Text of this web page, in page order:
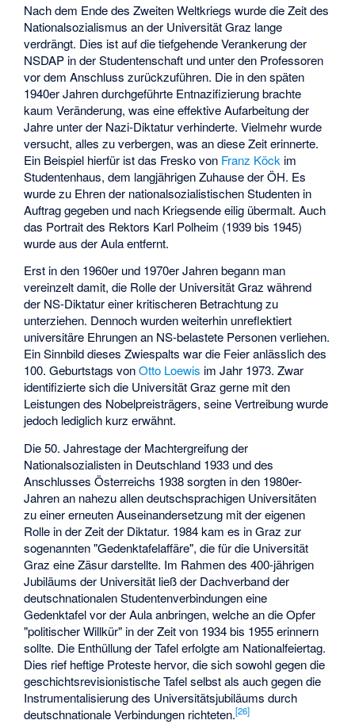
Nach dem Ende des Zweiten Weltkriegs wurde die Zeit des
Nationalsozialismus an der Universität Graz lange
verdrängt. Dies ist auf die tiefgehende Verankerung der
NSDAP in der Studentenschaft und unter den Professoren
vor dem Anschluss zurückzuführen. Die in den späten
1940er Jahren durchgeführte Entnazifizierung brachte
kaum Veränderung, was eine effektive Aufarbeitung der
Jahre unter der Nazi-Diktatur verhinderte. Vielmehr wurde
versucht, alles zu verbergen, was an diese Zeit erinnerte.
Ein Beispiel hierfür ist das Fresko von Franz Köck im
Studentenhaus, dem langjährigen Zuhause der ÖH. Es
wurde zu Ehren der nationalsozialistischen Studenten in
Auftrag gegeben und nach Kriegsende eilig übermalt. Auch
das Portrait des Rektors Karl Polheim (1939 bis 1945)
wurde aus der Aula entfernt.
Erst in den 1960er und 1970er Jahren begann man
vereinzelt damit, die Rolle der Universität Graz während
der NS-Diktatur einer kritischeren Betrachtung zu
unterziehen. Dennoch wurden weiterhin unreflektiert
universitäre Ehrungen an NS-belastete Personen verliehen.
Ein Sinnbild dieses Zwiespalts war die Feier anlässlich des
100. Geburtstags vonOtto Loewis im Jahr 1973. Zwar
identifizierte sich die Universität Graz gerne mit den
Leistungen des Nobelpreisträgers, seine Vertreibung wurde
jedoch lediglich kurz erwähnt.
Die 50. Jahrestage der Machtergreifung der
Nationalsozialisten in Deutschland 1933 und des
Anschlusses Österreichs 1938 sorgten in den 1980er-
Jahren an nahezu allen deutschsprachigen Universitäten
zu einer erneuten Auseinandersetzung mit der eigenen
Rolle in der Zeit der Diktatur. 1984 kam es in Graz zur
sogenannten "Gedenktafelaffäre", die für die Universität
Graz eine Zäsur darstellte. Im Rahmen des 400-jährigen
Jubiläums der Universität ließ der Dachverband der
deutschnationalen Studentenverbindungen eine
Gedenktafel vor der Aula anbringen, welche an die Opfer
"politischer Willkür" in der Zeit von 1934 bis 1955 erinnern
sollte. Die Enthüllung der Tafel erfolgte am Nationalfeiertag.
Dies rief heftige Proteste hervor, die sich sowohl gegen die
geschichtsrevisionistische Tafel selbst als auch gegen die
Instrumentalisierung des Universitätsjubiläums durch
deutschnationale Verbindungen richteten.[26]